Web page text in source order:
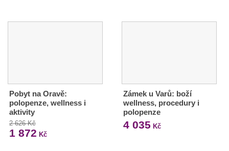
Pobyt na Oravě:
polopenze, wellness i
aktivity
2 626 Kč
1 872 Kč
Zámek u Varů: boží
wellness, procedury i
polopenze
4 035 Kč